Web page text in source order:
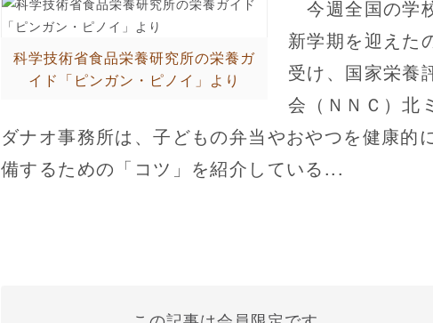
科学技術省食品栄養研究所の栄養ガ
イド「ピンガン・ピノイ」より
今週全国の学
新学期を迎えた
受け、国家栄養
会（ＮＮＣ）北
ダナオ事務所は、子どもの弁当やおやつを健康的
備するための「コツ」を紹介している...